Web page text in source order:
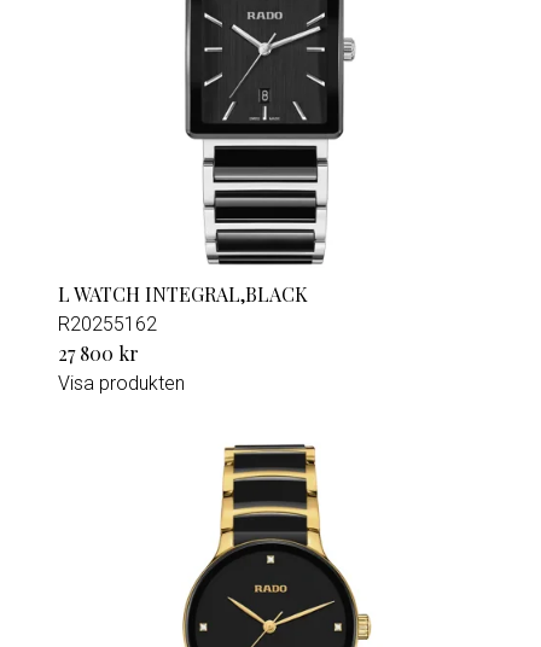
L WATCH INTEGRAL,BLACK
R20255162
27 800 kr
Visa produkten